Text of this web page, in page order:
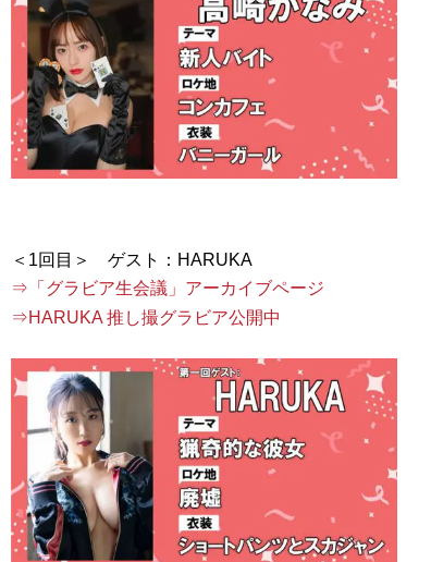
⇒「グラビア生会議」アーカイブページ
⇒HARUKA 推し撮グラビア公開中